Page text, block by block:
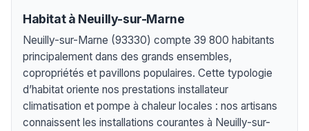
Habitat à Neuilly-sur-Marne
Neuilly-sur-Marne (93330) compte 39 800 habitants
principalement dans des grands ensembles,
copropriétés et pavillons populaires. Cette typologie
d’habitat oriente nos prestations installateur
climatisation et pompe à chaleur locales : nos artisans
connaissent les installations courantes à Neuilly-sur-